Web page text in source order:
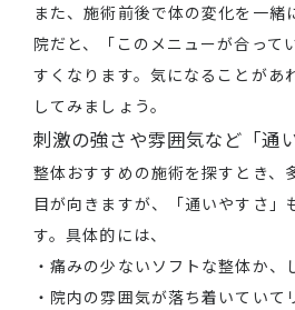
また、施術前後で体の変化を一緒
院だと、「このメニューが合って
すくなります。気になることがあ
してみましょう。
刺激の強さや雰囲気など「通
整体おすすめの施術を探すとき、
目が向きますが、「通いやすさ」
す。具体的には、
・痛みの少ないソフトな整体か、
・院内の雰囲気が落ち着いていて